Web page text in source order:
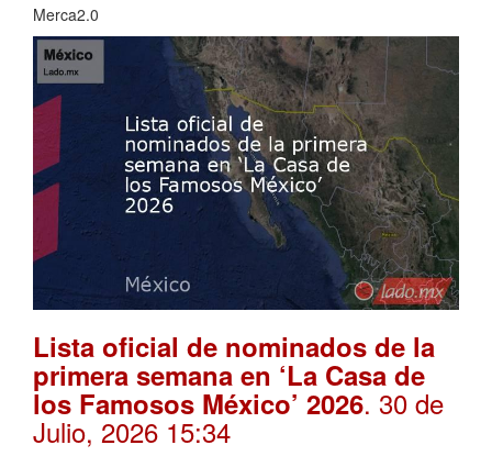
Merca2.0
Lista oficial de nominados de la
primera semana en ‘La Casa de
los Famosos México’ 2026. 30 de
Julio, 2026 15:34